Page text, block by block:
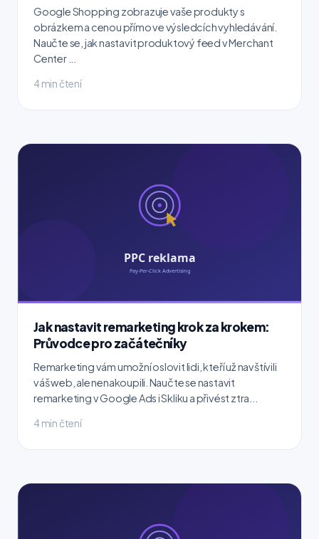
Google Shopping zobrazuje vaše produkty s
obrázkem a cenou přímo ve výsledcích vyhledávání.
Naučte se, jak nastavit produktový feed v Merchant
Center ...
4 min čtení
Jak nastavit remarketing krok za krokem:
Průvodce pro začátečníky
Remarketing vám umožní oslovit lidi, kteří už navštívili
váš web, ale nenakoupili. Naučte se nastavit
remarketing v Google Ads i Skliku a přivést ztra...
4 min čtení